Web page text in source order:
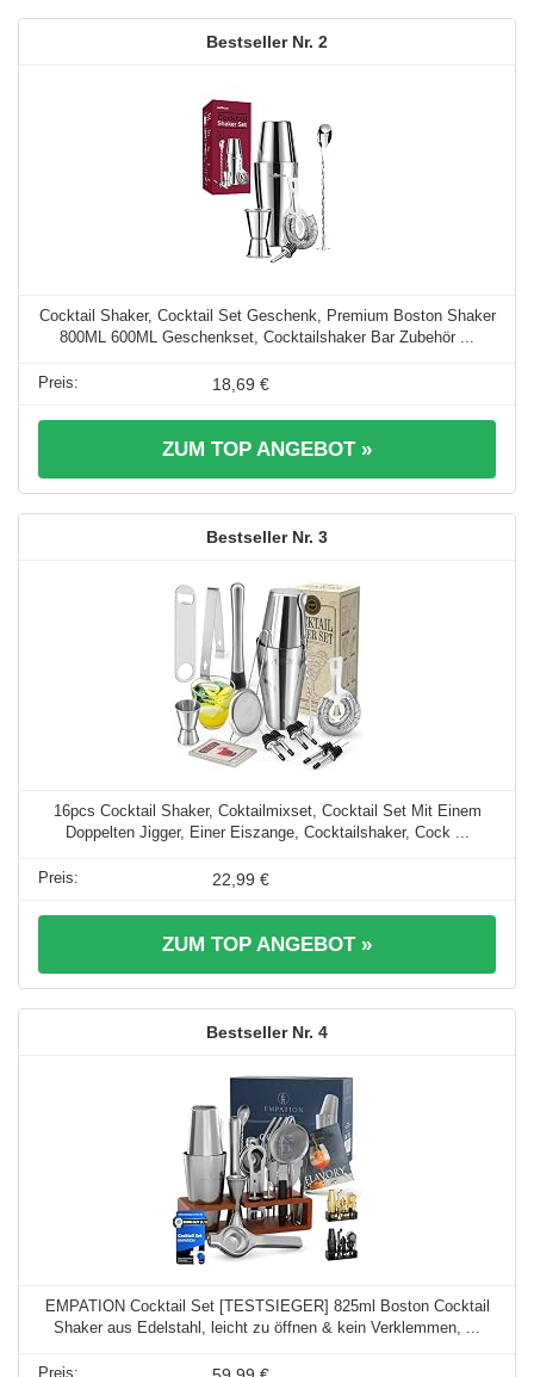
2
Cocktail Shaker, Cocktail Set Geschenk, Premium Boston Shaker
800ML 600ML Geschenkset, Cocktailshaker Bar Zubehör ...
18,69 €
ZUM TOP ANGEBOT »
3
16pcs Cocktail Shaker, Coktailmixset, Cocktail Set Mit Einem
Doppelten Jigger, Einer Eiszange, Cocktailshaker, Cock ...
22,99 €
ZUM TOP ANGEBOT »
4
EMPATION Cocktail Set [TESTSIEGER] 825ml Boston Cocktail
Shaker aus Edelstahl, leicht zu öffnen & kein Verklemmen, ...